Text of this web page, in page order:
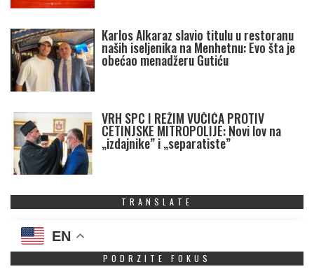
Karlos Alkaraz slavio titulu u restoranu
naših iseljenika na Menhetnu: Evo šta je
obećao menadžeru Gutiću
VRH SPC I REŽIM VUČIĆA PROTIV
CETINJSKE MITROPOLIJE: Novi lov na
„izdajnike” i „separatiste”
TRANSLATE
EN
PODRZITE FOKUS